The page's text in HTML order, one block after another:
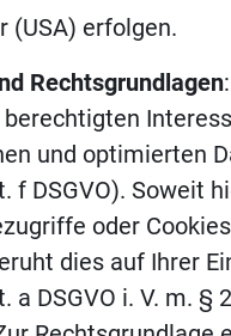
(USA) erfolgen.
Rechtsgrundlagen
und optimierten
f DSGVO). Soweit
oder
dies auf Ihrer
a DSGVO i. V. m. §